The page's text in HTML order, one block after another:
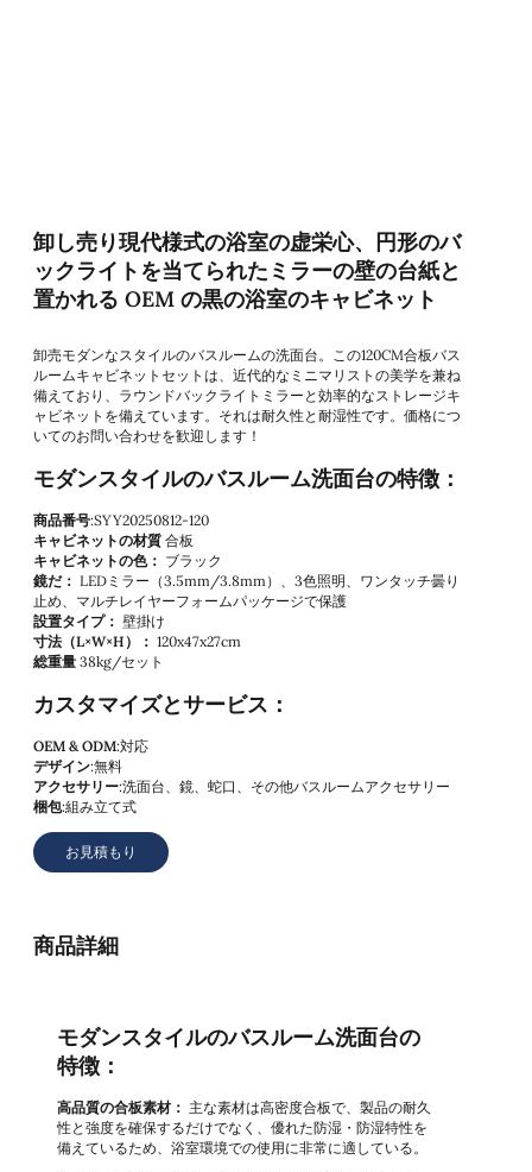
卸し売り現代様式の浴室の虚栄心、円形のバ
ックライトを当てられたミラーの壁の台紙と
置かれる OEM の黒の浴室のキャビネット
卸売モダンなスタイルのバスルームの洗面台。この120CM合板バス
ルームキャビネットセットは、近代的なミニマリストの美学を兼ね
備えており、ラウンドバックライトミラーと効率的なストレージキ
ャビネットを備えています。それは耐久性と耐湿性です。価格につ
いてのお問い合わせを歓迎します！
モダンスタイルのバスルーム洗面台の特徴：
商品番号:SYY20250812-120
キャビネットの材質 合板
キャビネットの色： ブラック
鏡だ： LEDミラー（3.5mm/3.8mm）、3色照明、ワンタッチ曇り
止め、マルチレイヤーフォームパッケージで保護
設置タイプ： 壁掛け
寸法（L×W×H）： 120x47x27cm
総重量 38kg/セット
カスタマイズとサービス：
OEM & ODM:対応
デザイン:無料
アクセサリー:洗面台、鏡、蛇口、その他バスルームアクセサリー
梱包:組み立て式
お見積もり
商品詳細
モダンスタイルのバスルーム洗面台の
特徴：
高品質の合板素材： 主な素材は高密度合板で、製品の耐久
性と強度を確保するだけでなく、優れた防湿・防湿特性を
備えているため、浴室環境での使用に非常に適している。